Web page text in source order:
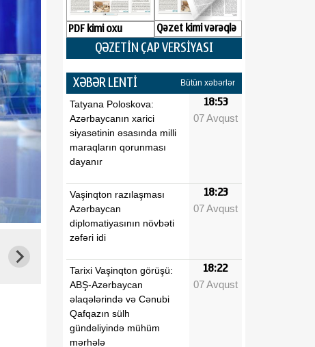
PDF kimi oxu Qəzet kimi vərəqlə
QƏZETİN ÇAP VERSİYASI
XƏBƏR LENTİ Bütün xəbərlər
Tatyana Poloskova:
Azərbaycanın xarici
siyasətinin əsasında milli
maraqların qorunması
dayanır
18:53
07 Avqust
Vaşinqton razılaşması
Azərbaycan
diplomatiyasının növbəti
zəfəri idi
18:23
07 Avqust
Tarixi Vaşinqton görüşü:
ABŞ-Azərbaycan
əlaqələrində və Cənubi
Qafqazın sülh
gündəliyində mühüm
mərhələ
18:22
07 Avqust